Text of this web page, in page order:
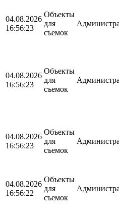
04.08.2026
16:56:23
Объекты
для
съемок
04.08.2026
16:56:23
Объекты
для
съемок
04.08.2026
16:56:23
Объекты
для
съемок
04.08.2026
16:56:22
Объекты
для
съемок